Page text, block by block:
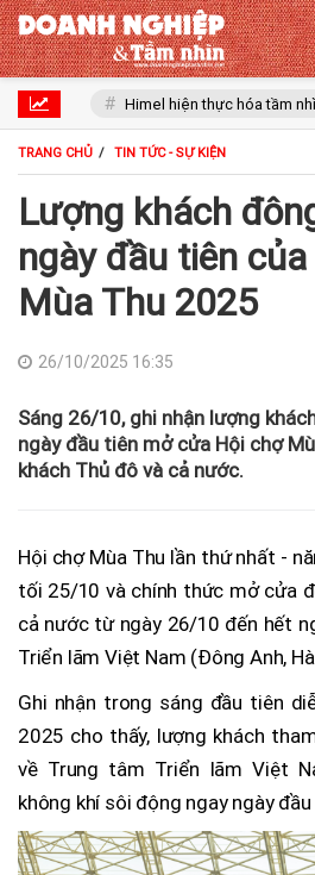
Himel hiện thực hóa tầm nhìn về
TRANG CHỦ TIN TỨC - SỰ KIỆN
Lượng khách
ngày đầu tiên
Mùa Thu 2025
26/10/2025 16:35
Sáng 26/10, ghi nhận lượng
ngày đầu tiên mở cửa Hội chợ
khách Thủ đô và cả nước.
Hội chợ Mùa Thu lần thứ nhất -
tối 25/10 và chính thức mở cửa
cả nước từ ngày 26/10 đến hết
Triển lãm Việt Nam (Đông Anh,
Ghi nhận trong sáng đầu tiên
2025 cho thấy, lượng khách
về Trung tâm Triển lãm Việt
không khí sôi động ngay ngày